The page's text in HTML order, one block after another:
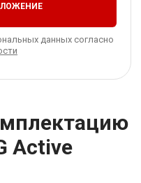
данных согласно
Active